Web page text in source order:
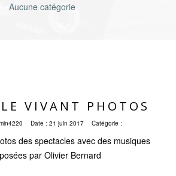
Aucune catégorie
VIVANT PHOTOS
Date : 21 juin 2017 Catégorie :
des spectacles avec des musiques
par Olivier Bernard